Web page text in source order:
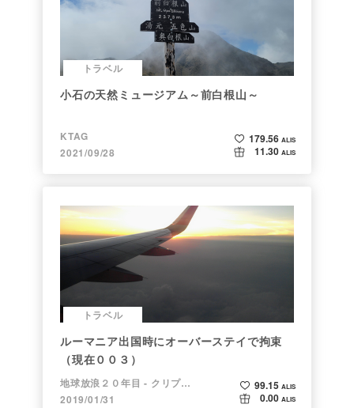
トラベル
小石の天然ミュージアム～前白根山～
KTAG
2021/09/28
179.56 ALIS
11.30 ALIS
トラベル
ルーマニア出国時にオーバーステイで拘束
（現在００３）
地球放浪２０年目 - クリプトラベラー
2019/01/31
99.15 ALIS
0.00 ALIS